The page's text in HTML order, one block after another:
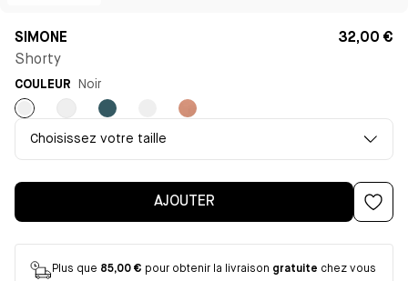
SIMONE
Shorty
32,00 €
COULEUR Noir
Noir Milk Bleu Rose
Vieux
Choisissez votre taille
AJOUTER
Plus que 85,00 € pour obtenir la livraison gratuite chez vous